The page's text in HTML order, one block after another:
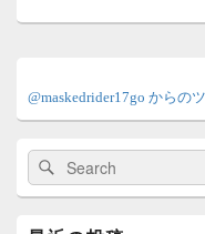
ン
サ
バ
@maskedrider17go からの
検
索:
検
索